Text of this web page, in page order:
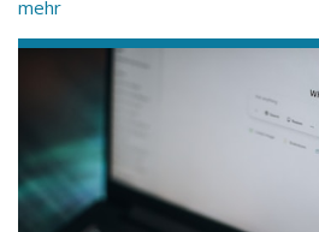
mehr